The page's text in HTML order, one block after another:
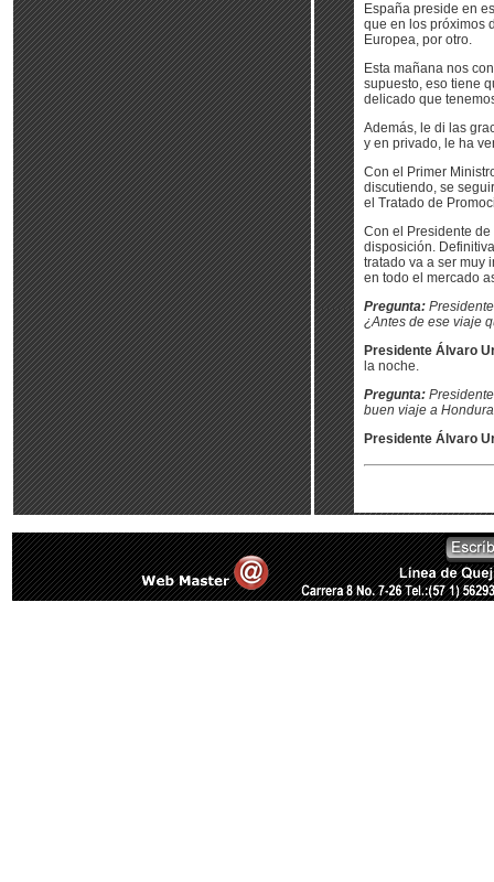
España preside en
que en los próximos
Europea, por otro.
Esta mañana nos
supuesto, eso tiene
delicado que
Además, le di las
y en privado, le ha
Con el Primer
discutiendo, se
el Tratado de
Con el Presidente
disposición.
tratado va a ser muy
en todo el mercado
Pregunta:
¿Antes de ese viaje
Presidente Álvaro
la noche.
Pregunta:
buen viaje a
Presidente Álvaro